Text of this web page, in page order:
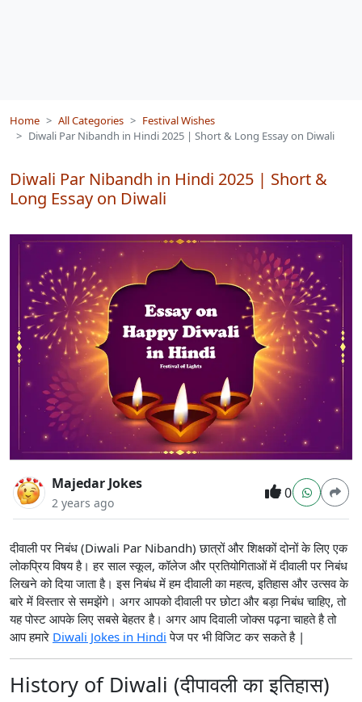
Home All Categories
Festival Wishes
Diwali Par Nibandh in Hindi 2025 | Short & Long Essay on Diwali
Diwali Par Nibandh in Hindi 2025 | Short &
Long Essay on Diwali
Majedar Jokes
2 years ago
0
दीवाली पर निबंध (Diwali Par Nibandh) छात्रों और शिक्षकों दोनों के लिए एक
लोकप्रिय विषय है। हर साल स्कूल, कॉलेज और प्रतियोगिताओं में दीवाली पर निबंध
लिखने को दिया जाता है। इस निबंध में हम दीवाली का महत्व, इतिहास और उत्सव के
बारे में विस्तार से समझेंगे। अगर आपको दीवाली पर छोटा और बड़ा निबंध चाहिए, तो
यह पोस्ट आपके लिए सबसे बेहतर है। अगर आप दिवाली जोक्स पढ़ना चाहते है तो
आप हमारे Diwali Jokes in Hindi पेज पर भी विजिट कर सकते है |
History of Diwali (दीपावली का इतिहास)